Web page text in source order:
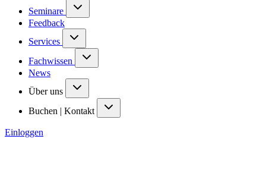
Seminare
Feedback
Services
Fachwissen
News
Über uns
Buchen | Kontakt
Einloggen